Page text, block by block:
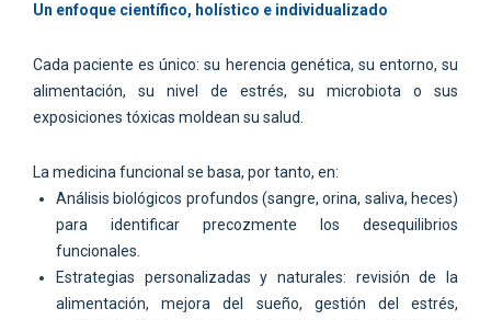
Un enfoque científico, holístico e individualizado
Cada paciente es único: su herencia genética, su entorno, su
alimentación, su nivel de estrés, su microbiota o sus
exposiciones tóxicas moldean su salud.
La medicina funcional se basa, por tanto, en:
Análisis biológicos profundos (sangre, orina, saliva, heces)
para identificar precozmente los desequilibrios
funcionales.
Estrategias personalizadas y naturales: revisión de la
alimentación, mejora del sueño, gestión del estrés,